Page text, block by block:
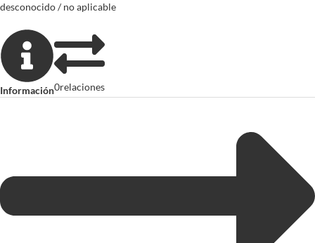
desconocido / no aplicable
Información0relaciones